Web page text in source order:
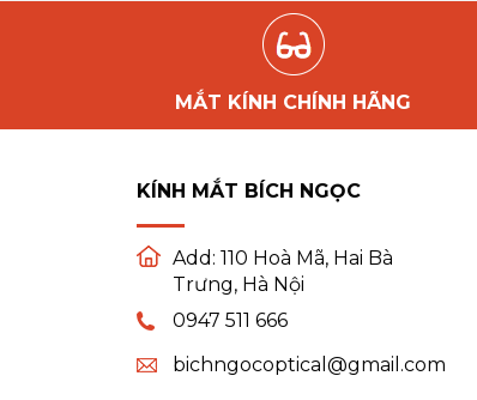
MẮT KÍNH CHÍNH HÃNG
KÍNH MẮT BÍCH NGỌC
Add: 110 Hoà Mã, Hai Bà
Trưng, Hà Nội
0947 511 666
bichngocoptical@gmail.com